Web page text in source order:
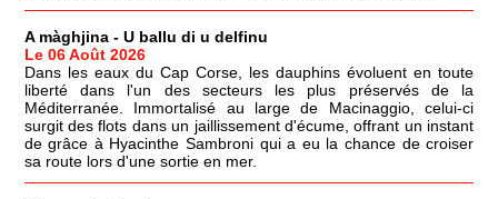
A màghjina - U ballu di u delfinu
Le 06 Août 2026
Dans les eaux du Cap Corse, les dauphins évoluent en toute
liberté dans l'un des secteurs les plus préservés de la
Méditerranée. Immortalisé au large de Macinaggio, celui-ci
surgit des flots dans un jaillissement d'écume, offrant un instant
de grâce à Hyacinthe Sambroni qui a eu la chance de croiser
sa route lors d'une sortie en mer.